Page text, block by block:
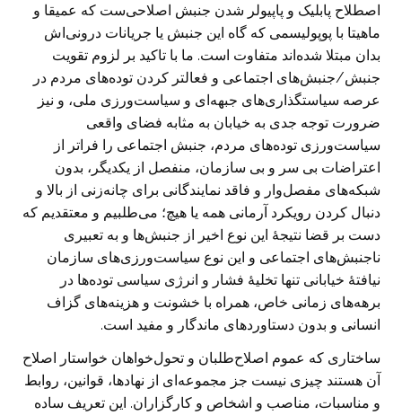
اصطلاح پابلیک و پاپیولر شدن جنبش اصلاحی‌ست که عمیقا و
ماهیتا با پوپولیسمی که گاه این جنبش یا جریانات درونی‌اش
بدان مبتلا شده‌اند متفاوت است. ما با تاکید بر لزوم تقویت
جنبش/جنبش‌های اجتماعی و فعالتر کردن توده‌های مردم در
عرصه سیاستگذاری‌های جبهه‌ای و سیاست‌ورزی ملی، و نیز
ضرورت توجه جدی به خیابان به مثابه فضای واقعی
سیاست‌ورزی توده‌های مردم، جنبش اجتماعی را فراتر از
اعتراضات بی سر و بی سازمان، منفصل از یکدیگر، بدون
شبکه‌های مفصل‌وار و فاقد نمایندگانی برای چانه‌زنی از بالا و
دنبال کردن رویکرد آرمانی همه یا هیچ؛ می‌طلبیم و معتقدیم که
دست بر قضا نتیجۀ این نوع اخیر از جنبش‌ها و به تعبیری
ناجنبش‌های اجتماعی و این نوع سیاست‌ورزی‌های سازمان
نیافتۀ خیابانی تنها تخلیۀ فشار و انرژی سیاسی توده‌ها در
برهه‌های زمانی خاص، همراه با خشونت و هزینه‌های گزاف
انسانی و بدون دستاوردهای ماندگار و مفید است.
ساختاری که عموم اصلاح‌طلبان و تحول‌خواهان خواستار اصلاح
آن هستند چیزی نیست جز مجموعه‌ای از نهادها، قوانین، روابط
و مناسبات، مناصب و اشخاص و کارگزاران. این تعریف ساده